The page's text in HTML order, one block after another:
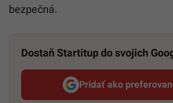
bezpečná.
Dostaň Startitup do svojich
Pridať ako Startitup,